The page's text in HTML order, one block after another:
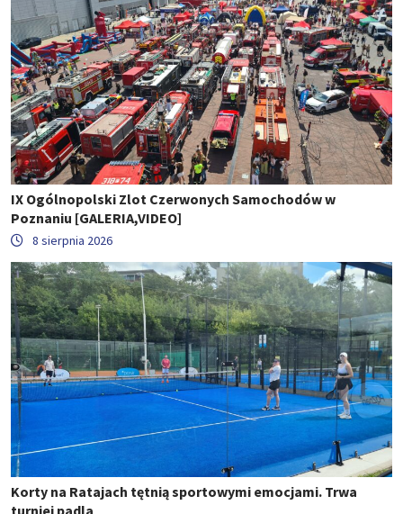
IX Ogólnopolski Zlot Czerwonych Samochodów w
Poznaniu [GALERIA,VIDEO]
8 sierpnia 2026
Korty na Ratajach tętnią sportowymi emocjami. Trwa
turniej padla